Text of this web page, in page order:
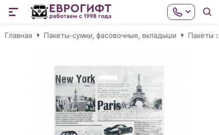
Главная Пакеты-сумки, фасовочные, вкладыши Пакеты